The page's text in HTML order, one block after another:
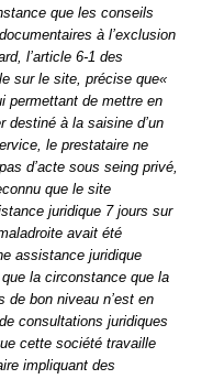
que les conseils
à l’exclusion
l’article 6-1 des
sur le site, précise que«
permettant de mettre en
destiné à la saisine d’un
le prestataire ne
d’acte sous seing privé,
que le site
juridique 7 jours sur
avait été
assistance juridique
la circonstance que la
bon niveau n’est en
consultations juridiques
cette société travaille
impliquant des